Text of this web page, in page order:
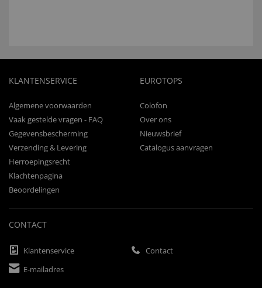
KLANTENSERVICE
Algemene voorwaarden
Vaak gestelde vragen - FAQ
Gegevensbescherming
Verzending & Levering
Herroepingsrecht
Klachtenpagina
Beoordelingen
EUROTOPS
Colofon
Over ons
Nieuwsbrief
Catalogus aanvragen
CONTACT
Klantenservice
Contact
E-mailadres